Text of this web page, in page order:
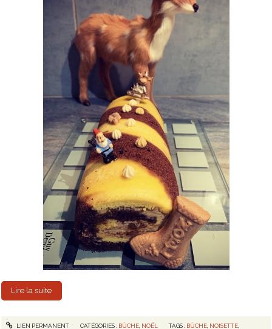
Lire la suite
LIEN PERMANENT CATÉGORIES : BÛCHE, NOËL TAGS : BÛCHE NOISETTE